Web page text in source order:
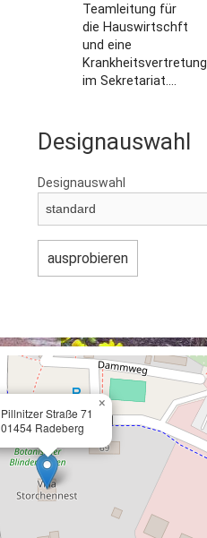
Teamleitung für
die Hauswirtschft
und eine
Krankheitsvertretung
im Sekretariat....
Designauswahl
Designauswahl
Pillnitzer Straße 71
01454 Radeberg
×